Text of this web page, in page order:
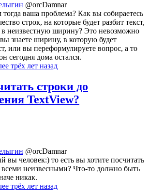
@orcDamnar
тогда ваша проблема? Как вы собираетесь
строк, на которые будет разбит текст,
неизвестную ширину? Это невозможно
знаете ширину, в которую будет
или вы переформулируете вопрос, а то
сегодня дома остался.
трёх лет назад
строки до
TextView?
@orcDamnar
вы человек:) то есть вы хотите посчитать
всеми неизвесными? Что-то должно быть
никак.
трёх лет назад